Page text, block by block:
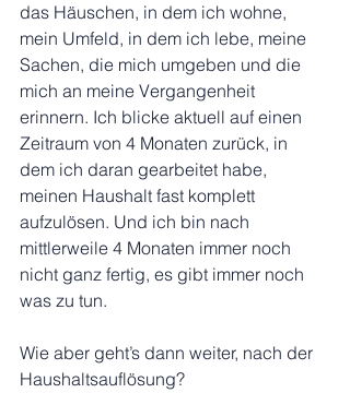
das Häuschen, in dem ich wohne,
mein Umfeld, in dem ich lebe, meine
Sachen, die mich umgeben und die
mich an meine Vergangenheit
erinnern. Ich blicke aktuell auf einen
Zeitraum von 4 Monaten zurück, in
dem ich daran gearbeitet habe,
meinen Haushalt fast komplett
aufzulösen. Und ich bin nach
mittlerweile 4 Monaten immer noch
nicht ganz fertig, es gibt immer noch
was zu tun.
Wie aber geht’s dann weiter, nach der
Haushaltsauflösung?